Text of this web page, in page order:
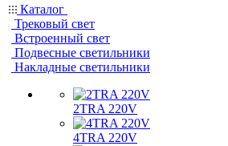
Каталог
Трековый свет
Встроенный свет
Подвесные светильники
Накладные светильники
2TRA 220V
4TRA 220V